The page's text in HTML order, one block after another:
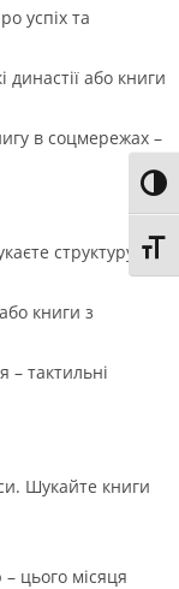
успіх та
або книги
в соцмережах –
структуру та
книги з
– тактильні
Шукайте книги
цього місяця